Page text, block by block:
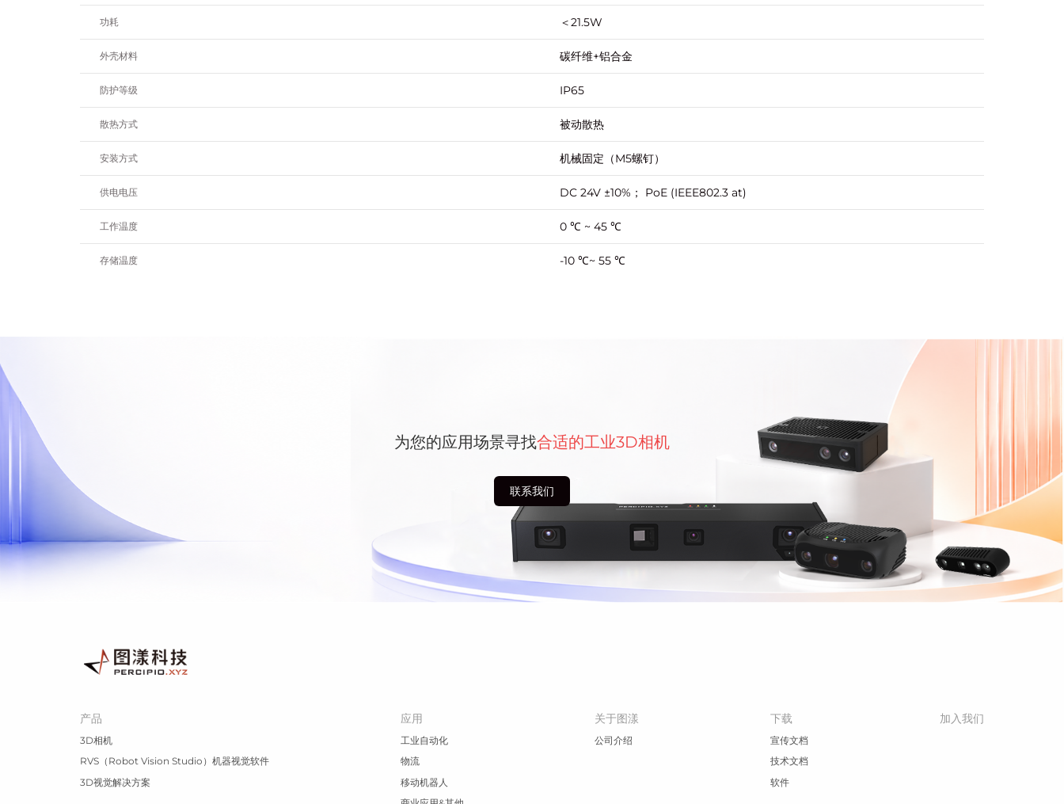
功耗 ＜21.5W
外壳材料 碳纤维+铝合金
防护等级 IP65
散热方式 被动散热
安装方式 机械固定（M5螺钉）
供电电压 DC 24V ±10%； PoE (IEEE802.3 at)
工作温度 0 ℃ ~ 45 ℃
存储温度 -10 ℃~ 55 ℃
为您的应用场景寻找合适的工业3D相机
联系我们
产品
3D相机
RVS（Robot Vision Studio）机器视觉软件
3D视觉解决方案
应用
工业自动化
物流
移动机器人
关于图漾
公司介绍
下载
宣传文档
技术文档
软件
加入我们